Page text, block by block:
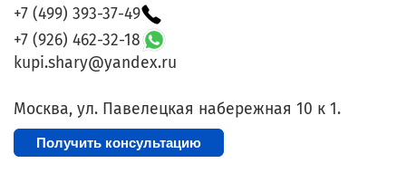
+7 (499) 393-37-49
+7 (926) 462-32-18
kupi.shary@yandex.ru
Москва, ул. Павелецкая набережная 10 к 1.
Получить консультацию